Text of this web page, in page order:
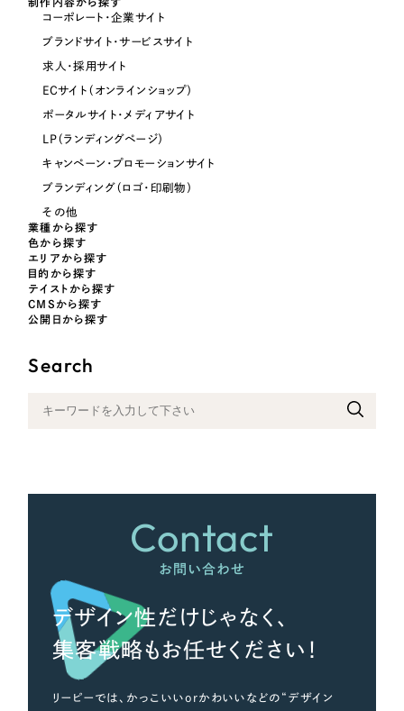
オレンジ・橙色
パープル・紫色
ピンク・桃色
カラフル・多色
その他
コーポレート・企業サイト
ブランドサイト・サービスサイト
求人・採用サイト
ECサイト（オンラインショップ）
ポータルサイト・メディアサイト
LP（ランディングページ）
キャンペーン・プロモーションサイト
ブランディング（ロゴ・印刷物）
その他
業種から探す
色から探す
エリアから探す
目的から探す
テイストから探す
CMSから探す
公開日から探す
Search
Contact
お問い合わせ
デザイン性だけじゃなく、
集客戦略もお任せください！
リーピーでは、かっこいいorかわいいなどの“デザイン